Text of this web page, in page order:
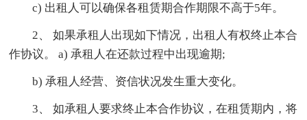
c) 出租人可以确保各租赁期合作期限不高于5年。
2、 如果承租人出现如下情况，出租人有权终止本合
作协议。 a) 承租人在还款过程中出现逾期;
b) 承租人经营、资信状况发生重大变化。
3、 如承租人要求终止本合作协议，在租赁期内，将